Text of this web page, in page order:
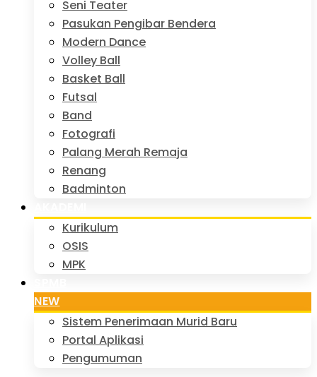
Seni Teater
Pasukan Pengibar Bendera
Modern Dance
Volley Ball
Basket Ball
Futsal
Band
Fotografi
Palang Merah Remaja
Renang
Badminton
Kurikulum
OSIS
MPK
NEW
Sistem Penerimaan Murid Baru
Portal Aplikasi
Pengumuman